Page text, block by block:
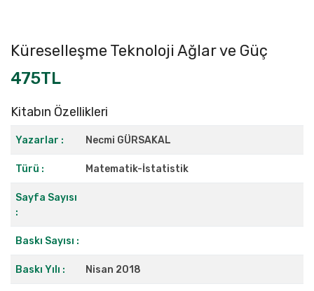
Küreselleşme Teknoloji Ağlar ve Güç
475TL
Kitabın Özellikleri
Yazarlar : Necmi GÜRSAKAL
Türü : Matematik-İstatistik
Sayfa Sayısı
:
Baskı Sayısı :
Baskı Yılı : Nisan 2018